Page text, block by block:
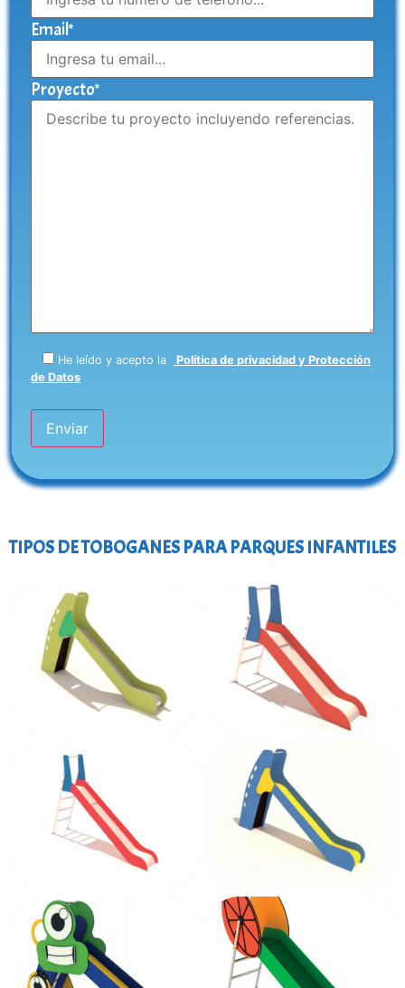
Email*
Proyecto*
He leído y acepto la
Política de privacidad y Protección
de Datos
TIPOS DE TOBOGANES PARA PARQUES INFANTILES